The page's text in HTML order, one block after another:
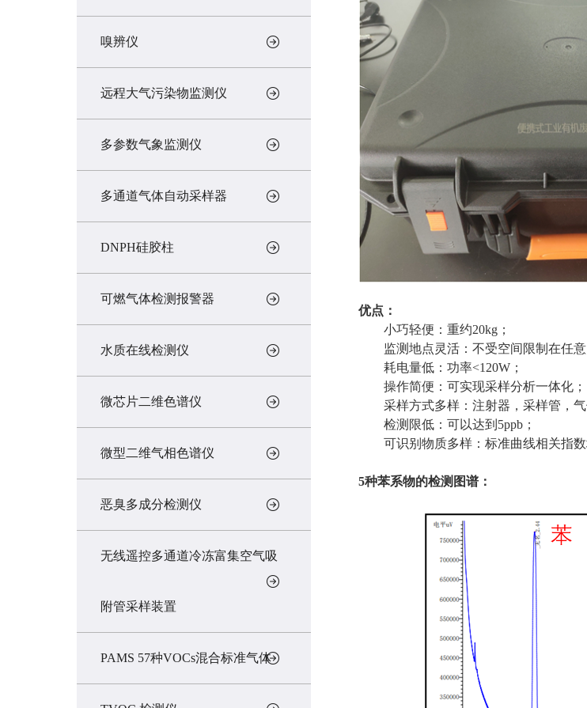
嗅辨仪
远程大气污染物监测仪
多参数气象监测仪
多通道气体自动采样器
DNPH硅胶柱
可燃气体检测报警器
水质在线检测仪
微芯片二维色谱仪
微型二维气相色谱仪
恶臭多成分检测仪
无线遥控多通道冷冻富集空气吸
附管采样装置
PAMS 57种VOCs混合标准气体
优点：
小巧轻便：重约20kg；
监测地点灵活：不受空间限制在任意
耗电量低：功率<120W；
操作简便：可实现采样分析一体化；
采样方式多样：注射器，采样管，
检测限低：可以达到5ppb；
可识别物质多样：标准曲线相关指数
5种苯系物的检测图谱：